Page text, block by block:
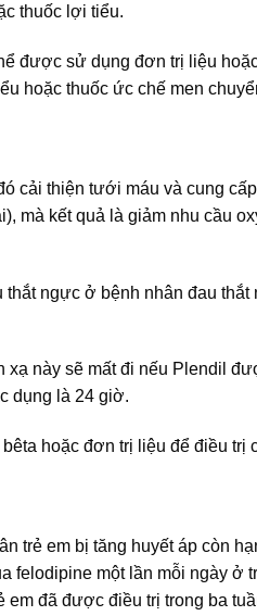
thuốc lợi tiểu.
được sử dụng đơn trị liệu
hoặc thuốc ức chế men
cải thiện tưới máu và cung
mà kết quả là giảm nhu cầu
ngực ở bệnh nhân đau
xạ này sẽ mất đi nếu Plendil
dụng là 24 giờ.
hoặc đơn trị liệu để điều trị
trẻ em bị tăng huyết áp còn
felodipine một lần mỗi ngày ở
đã được điều trị trong ba